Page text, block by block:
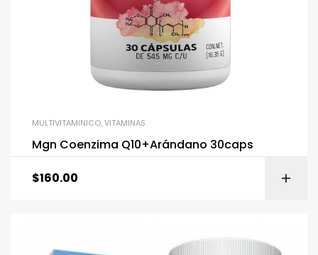
MULTIVITAMINICO,VITAMINAS
Mgn Coenzima Q10+Arándano 30caps
$160.00